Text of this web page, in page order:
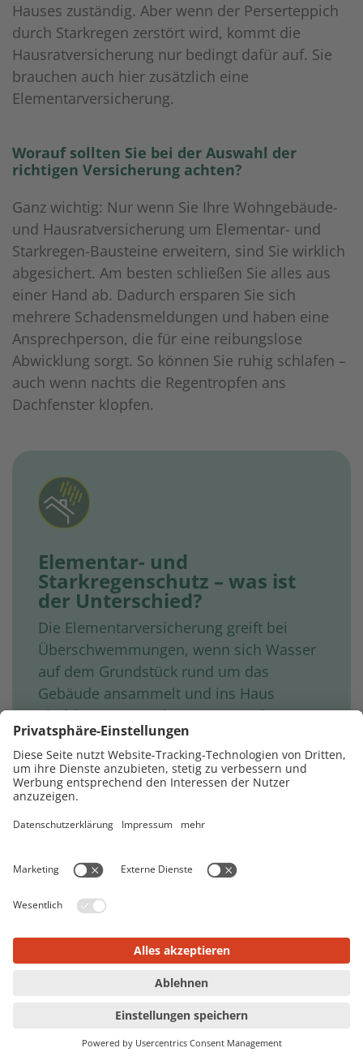
Hauses zuständig. Aber wenn der Perserteppich
durch Starkregen zerstört wird, kommt die
Hausratversicherung nur bedingt dafür auf. Sie
brauchen auch hier zusätzlich eine
Elementarversicherung.
Worauf sollten Sie bei der Auswahl der
richtigen Versicherung achten?
Ganz wichtig: Nur wenn Sie Ihre Wohngebäude-
und Hausratversicherung um Elementar- und
Starkregen-Bausteine erweitern, sind Sie wirklich
abgesichert. Am besten schließen Sie alles aus
einer Hand ab. Dadurch ersparen Sie sich
mehrere Schadensmeldungen und haben eine
Ansprechperson, die für eine reibungslose
Abwicklung sorgt. So können Sie ruhig schlafen –
auch wenn nachts die Regentropfen ans
Dachfenster klopfen.
Elementar- und
Starkregenschutz – was ist
der Unterschied?
Die Elementarversicherung greift bei
Überschwemmungen, wenn sich Wasser
auf dem Grundstück rund um das
Gebäude ansammelt und ins Haus
eindringt. Der Starkregen-Baustein
schützt auch dann, wenn Regenwasser
direkt über Lichtschächte, Kellereingänge
oder Terrassen ins Gebäude gelangt –
selbst ohne Überschwemmung des
gesamten Grundstücks. Im DOMCURA-
beides enthalten.
Schadensfall: Was tun nach einem
Starkregenereignis?